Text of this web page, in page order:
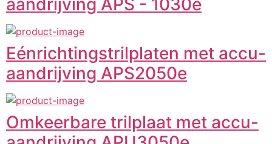
Eénrichtingstrilplaten met accu-
aandrijving APS2050e
Omkeerbare trilplaat met accu-